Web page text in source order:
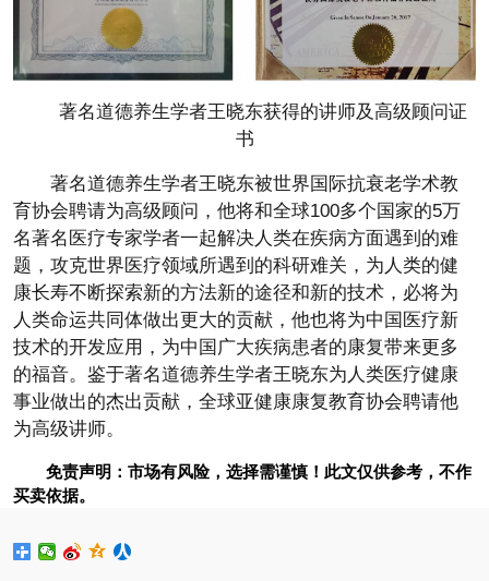
著名道德养生学者王晓东获得的讲师及高级顾问证
书
著名道德养生学者王晓东被世界国际抗衰老学术教
育协会聘请为高级顾问，他将和全球100多个国家的5万
名著名医疗专家学者一起解决人类在疾病方面遇到的难
题，攻克世界医疗领域所遇到的科研难关，为人类的健
康长寿不断探索新的方法新的途径和新的技术，必将为
人类命运共同体做出更大的贡献，他也将为中国医疗新
技术的开发应用，为中国广大疾病患者的康复带来更多
的福音。鉴于著名道德养生学者王晓东为人类医疗健康
事业做出的杰出贡献，全球亚健康康复教育协会聘请他
为高级讲师。
免责声明：市场有风险，选择需谨慎！此文仅供参考，不作
买卖依据。